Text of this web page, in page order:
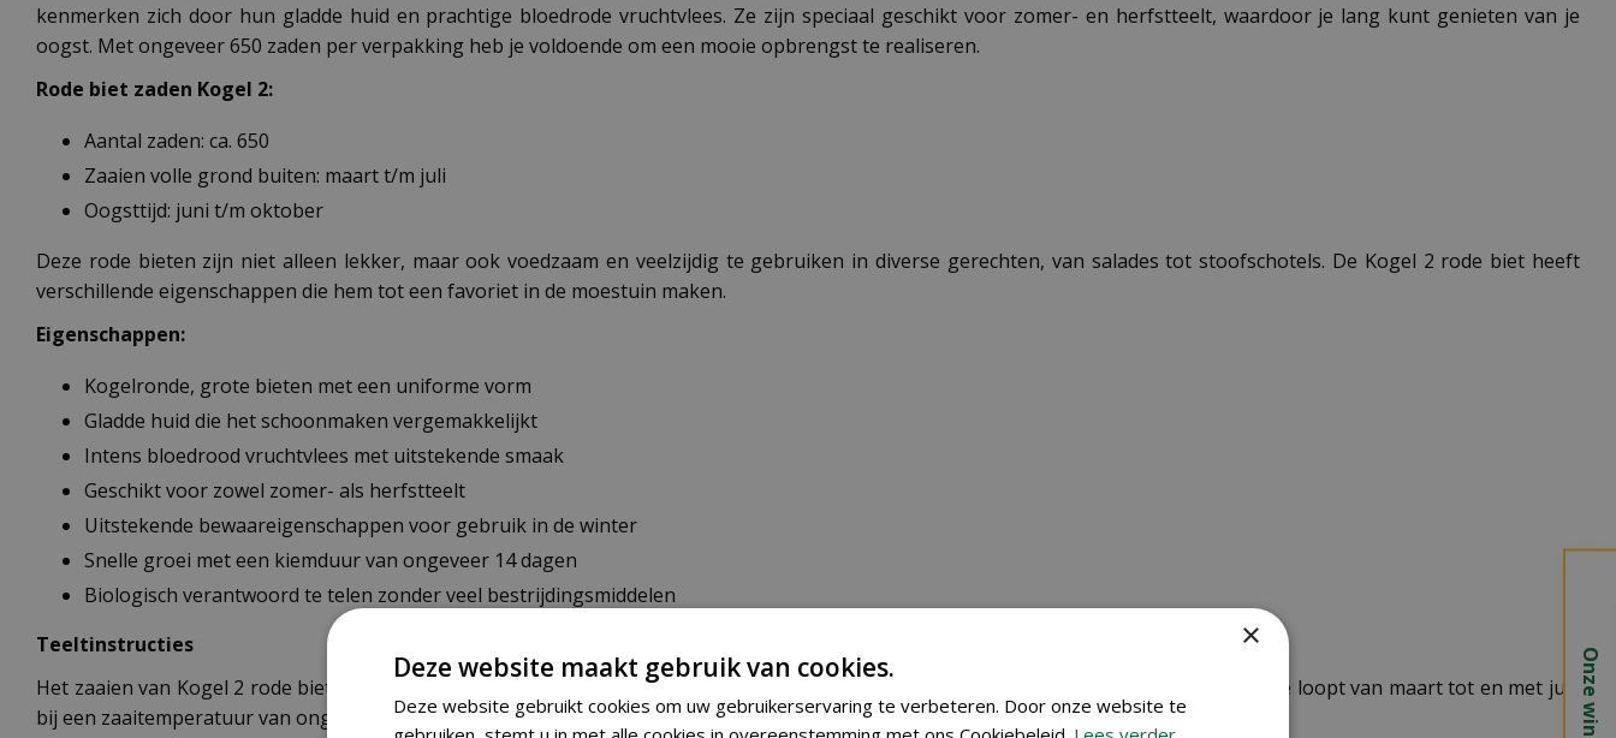
kenmerken zich door hun gladde huid en prachtige bloedrode vruchtvlees. Ze zijn speciaal geschikt voor zomer- en herfstteelt, waardoor je lang kunt genieten van je
oogst. Met ongeveer 650 zaden per verpakking heb je voldoende om een mooie opbrengst te realiseren.
Rode biet zaden Kogel 2:
Aantal zaden: ca. 650
Zaaien volle grond buiten: maart t/m juli
Oogsttijd: juni t/m oktober
Deze rode bieten zijn niet alleen lekker, maar ook voedzaam en veelzijdig te gebruiken in diverse gerechten, van salades tot stoofschotels. De Kogel 2 rode biet heeft
verschillende eigenschappen die hem tot een favoriet in de moestuin maken.
Eigenschappen:
Kogelronde, grote bieten met een uniforme vorm
Gladde huid die het schoonmaken vergemakkelijkt
Intens bloedrood vruchtvlees met uitstekende smaak
Geschikt voor zowel zomer- als herfstteelt
Uitstekende bewaareigenschappen voor gebruik in de winter
Snelle groei met een kiemduur van ongeveer 14 dagen
Biologisch verantwoord te telen zonder veel bestrijdingsmiddelen
Teeltinstructies
Het zaaien van Kogel 2 rode bieten is eenvoudig. Begin met een goed bemeste grond en zaai niet te dicht op elkaar. De ideale zaaiperiode loopt van maart tot en met juli,
bij een zaaitemperatuur van ongeveer 15°C. Na ongeveer 14 dagen zullen de eerste plantjes zichtbaar worden.
Onze winkels
×
Deze website maakt gebruik van cookies.
Deze website gebruikt cookies om uw gebruikerservaring te verbeteren. Door onze website te